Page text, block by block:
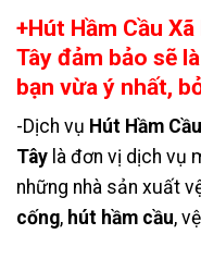
+Hút Hầm Cầu
Tây đảm bảo sẽ
bạn vừa ý nhất,
-Dịch vụ Hút Hầm
Tây là đơn vị dịch vụ
những nhà sản xuất
cống, hút hầm cầu,